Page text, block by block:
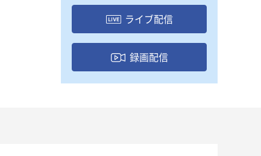
ライブ配信
録画配信